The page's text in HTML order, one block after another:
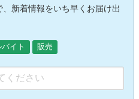
新着情報をいち早くお届け出
イト 販売